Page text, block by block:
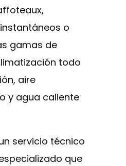
o
gamas de
todo
aire
y agua caliente
servicio técnico
que